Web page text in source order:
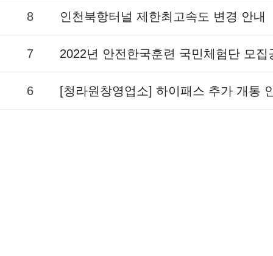
8 인천북항터널 제한최고속도 변경 안내
7 2022년 안전한국훈련 국민체험단 모집
6 [청라원창영업소] 하이패스 추가 개통